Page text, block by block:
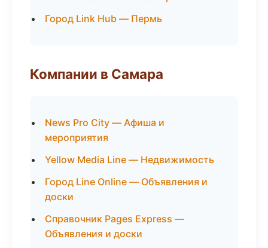
Город Link Hub — Пермь
Компании в Самара
News Pro City — Афиша и
мероприятия
Yellow Media Line — Недвижимость
Город Line Online — Объявления и
доски
Справочник Pages Express —
Объявления и доски